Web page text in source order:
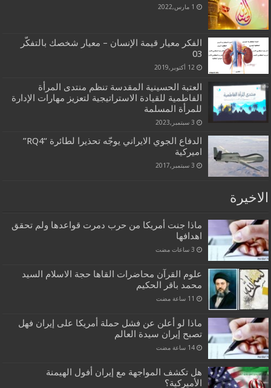
1 مارس,2022
الفكر معيار قيمة الإنسان – معيار شخصك بالتفكّر
03
12 أكتوبر,2019
العتبة الحسينية المقدسة تنظم منتدى المرأة
الفاطمية للقيادة الاستراتيجية لتعزيز مهارات الإدارة
للمرأة المسلمة
3 سبتمبر,2023
الدفاع الجوي الايراني يوجّه تحذيرا لطائرة “RQ4”
اميركية
3 سبتمبر,2017
الاخيرة
ماذا جنت أمريكا من حرب دمرت قواعدها ولم تحقق
اهدافها
علوم القرآن محاضرات القاها حجة الاسلام السيد
محمد باقر الحكيم
ماذا لو أعلن عن فشل حملة أمريكا على إيران فهل
تصبح إيران سيدة العالم
‏14 ساعة مضت
هل تكشف المواجهة مع إيران أفول الهيمنة
الأميركية؟